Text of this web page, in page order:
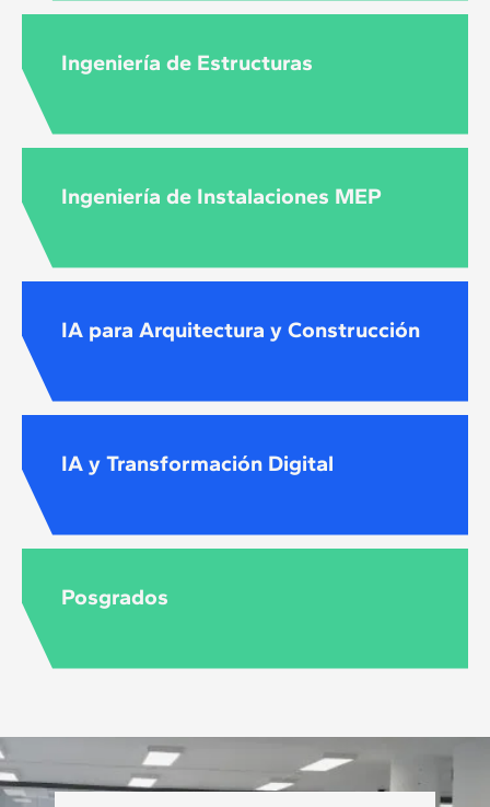
Ingeniería de Estructuras
Ingeniería de Instalaciones MEP
IA para Arquitectura y Construcción
IA y Transformación Digital
Posgrados